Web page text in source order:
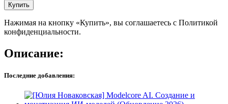
Купить
Нажимая на кнопку «Купить», вы соглашаетесь с Политикой
конфиденциальности.
Описание:
Последние добавления: